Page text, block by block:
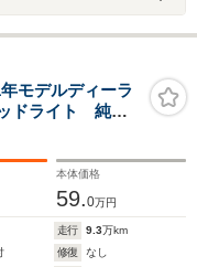
モデルディーラ
ドライト 純正
ロール 純正
生ブルートゥー
本体価格
59.0万円
走行 9.3万km
修復
なし